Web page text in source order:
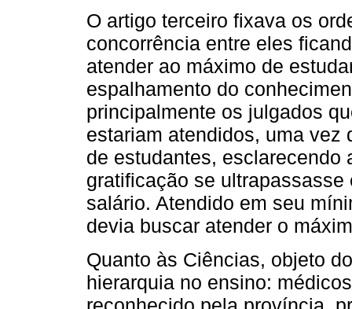
O artigo terceiro fixava os
concorrência entre eles
atender ao máximo de
espalhamento do
principalmente os julgados
estariam atendidos, uma vez
de estudantes, esclarecendo
gratificação se
salário. Atendido em seu
devia buscar atender o
Quanto às Ciências, objeto
hierarquia no ensino: